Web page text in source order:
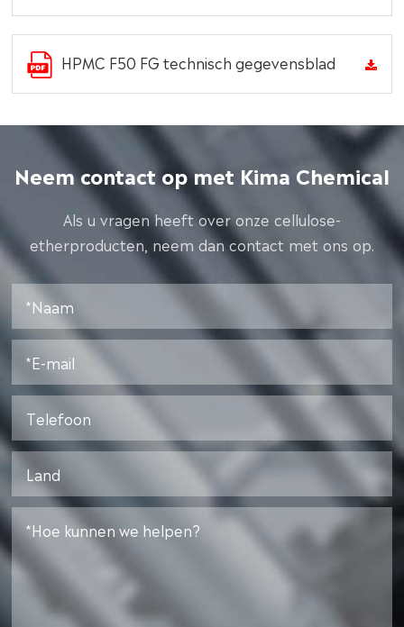
HPMC F50 FG technisch gegevensblad
Neem contact op met Kima Chemical
Als u vragen heeft over onze cellulose-
etherproducten, neem dan contact met ons op.